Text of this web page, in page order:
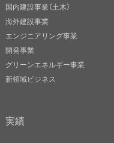
国内建設事業（土木）
海外建設事業
エンジニアリング事業
開発事業
グリーンエネルギー事業
新領域ビジネス
実績